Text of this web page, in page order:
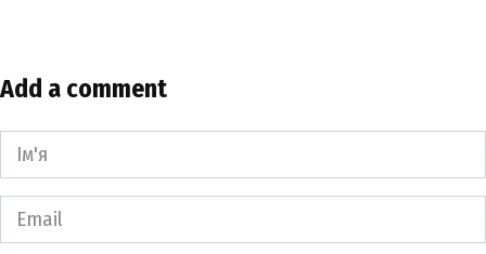
Add a comment
Ім'я
*
Email
*